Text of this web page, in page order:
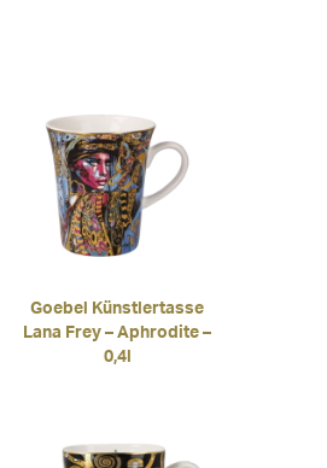
Goebel Künstlertasse
Lana Frey – Aphrodite –
0,4l